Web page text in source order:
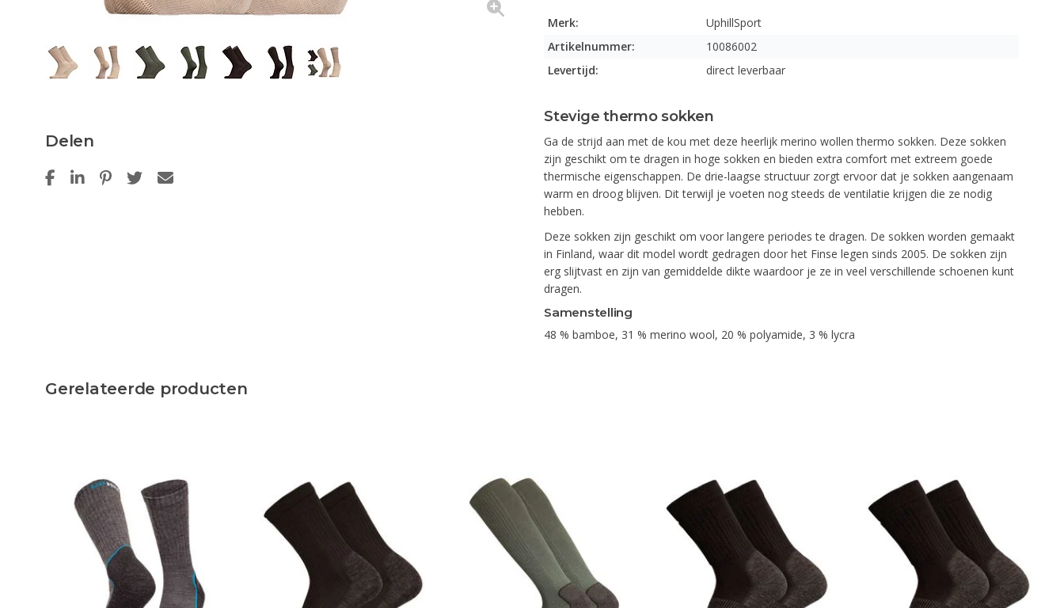
Delen
Merk:
UphillSport
Artikelnummer:
10086002
Levertijd:
direct leverbaar
Stevige thermo sokken
Ga de strijd aan met de kou met deze heerlijk merino wollen thermo sokken. Deze sokken
zijn geschikt om te dragen in hoge sokken en bieden extra comfort met extreem goede
thermische eigenschappen. De drie-laagse structuur zorgt ervoor dat je sokken aangenaam
warm en droog blijven. Dit terwijl je voeten nog steeds de ventilatie krijgen die ze nodig
hebben.
Deze sokken zijn geschikt om voor langere periodes te dragen. De sokken worden gemaakt
in Finland, waar dit model wordt gedragen door het Finse legen sinds 2005. De sokken zijn
erg slijtvast en zijn van gemiddelde dikte waardoor je ze in veel verschillende schoenen kunt
dragen.
Samenstelling
48 % bamboe, 31 % merino wool, 20 % polyamide, 3 % lycra
Gerelateerde producten